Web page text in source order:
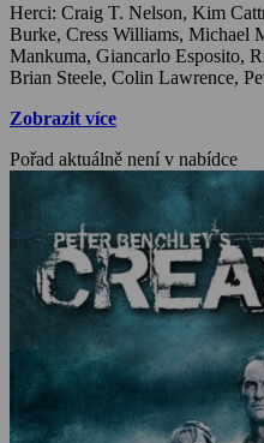
Herci: Craig T. Nelson, Kim Cattrall, Colm Feore, Michael Reilly
Burke, Cress Williams, Michael Michele, Matthew Carey, Blu
Mankuma, Giancarlo Esposito, Rick Ravanello, Antoni Corone,
Brian Steele, Colin Lawrence, Peter Benchley, John Aylward, Jill
Echikunwoke
Zobrazit více
Pořad aktuálně není v nabídce